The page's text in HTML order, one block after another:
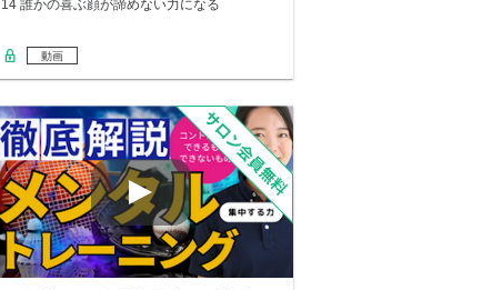
14 誰かの喜ぶ顔が諦めない力になる
動画